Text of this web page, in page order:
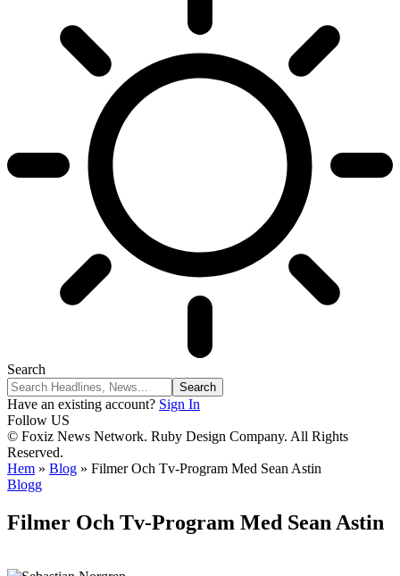
Search
Have an existing account? Sign In
Follow US
© Foxiz News Network. Ruby Design Company. All Rights
Reserved.
Hem » Blog » Filmer Och Tv-Program Med Sean Astin
Blogg
Filmer Och Tv-Program Med Sean Astin